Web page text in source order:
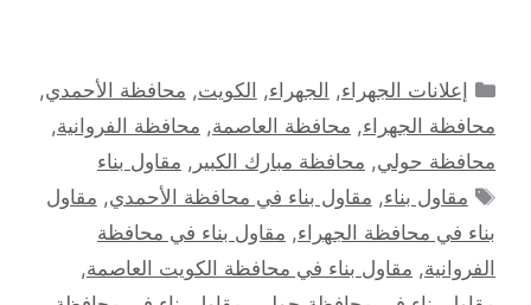
التصنيفات
إعلانات الجهراء, الجهراء, الكويت, محافظة الأحمدي,
محافظة الجهراء, محافظة العاصمة, محافظة الفروانية,
محافظة حولي, محافظة مبارك الكبير , مقاول بناء
الوسوم
مقاول بناء, مقاول بناء في محافظة الأحمدي, مقاول
بناء في محافظة الجهراء, مقاول بناء في محافظة
الفروانية, مقاول بناء في محافظة الكويت العاصمة,